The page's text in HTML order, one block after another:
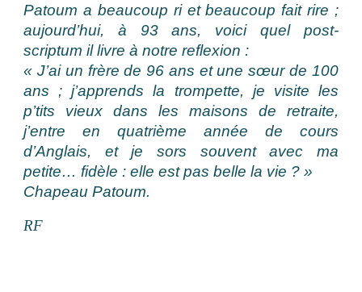
Patoum a beaucoup ri et beaucoup fait rire ;
aujourd’hui, à 93 ans, voici quel post-
scriptum il livre à notre reflexion :
« J’ai un frère de 96 ans et une sœur de 100
ans ; j’apprends la trompette, je visite les
p’tits vieux dans les maisons de retraite,
j’entre en quatrième année de cours
d’Anglais, et je sors souvent avec ma
petite… fidèle : elle est pas belle la vie ? »
Chapeau Patoum.
RF